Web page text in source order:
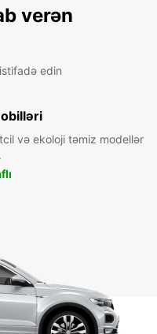
verən
edin
və ekoloji təmiz modellər